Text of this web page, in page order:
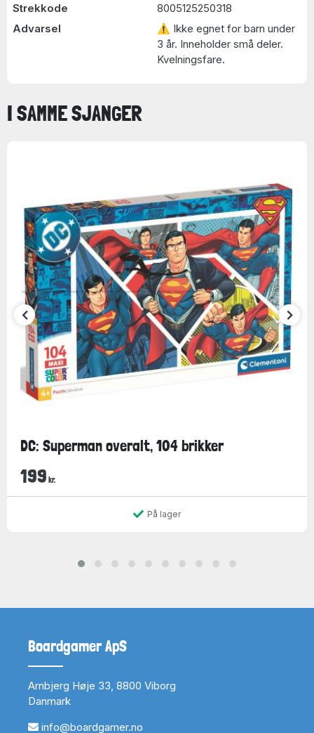
Strekkode
8005125250318
Advarsel
⚠ Ikke egnet for barn under
3 år. Inneholder små deler.
Kvelningsfare.
I SAMME SJANGER
DC: Superman overalt, 104 brikker
199 kr.
På lager
Boardgamer ApS
Arnbjerg Høje 33, 8800 Viborg
Danmark
info@boardgamer.no